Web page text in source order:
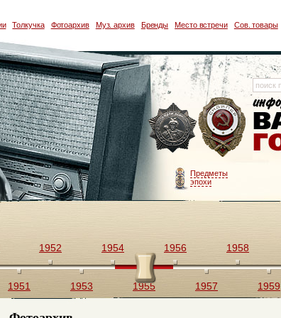
Толкучка Фотоархив Муз. архив Бренды Место встречи Сов. товары
Предметы
эпохи
1951
1952
1953
1954
1955
1956
1957
1958
1959